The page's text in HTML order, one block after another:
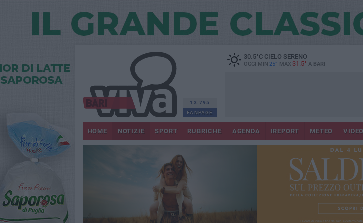
13.795
FANPAGE
30.5°CCIELO SERENO
OGGI MIN 25° MAX 31.5° A BARI
HOME NOTIZIE SPORT RUBRICHE AGENDA IREPORT METEO VIDEO